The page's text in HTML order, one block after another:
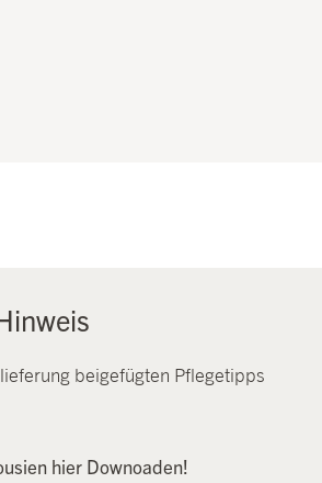
beigefügten Pflegetipps
hier Downoaden!